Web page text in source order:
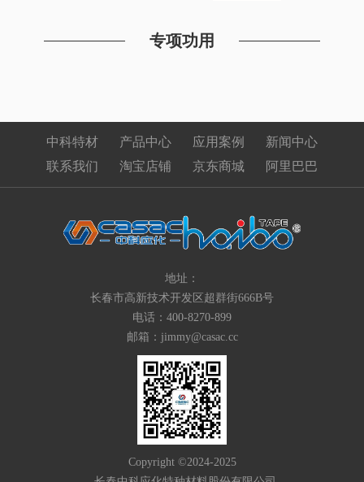
专项功用
中科特材 产品中心 应用案例
新闻中心
联系我们
淘宝店铺 京东商城 阿里巴巴
地址：
长春市高新技术开发区超群街666B号
电话：400-8270-899
邮箱：jimmy@casac.cc
Copyright ©2024-2025